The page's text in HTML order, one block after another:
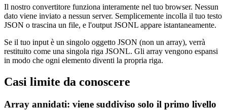
Il nostro convertitore funziona interamente nel tuo browser. Nessun
dato viene inviato a nessun server. Semplicemente incolla il tuo testo
JSON o trascina un file, e l'output JSONL appare istantaneamente.
Se il tuo input è un singolo oggetto JSON (non un array), verrà
restituito come una singola riga JSONL. Gli array vengono espansi
in modo che ogni elemento diventi la propria riga.
Casi limite da conoscere
Array annidati: viene suddiviso solo il primo livello